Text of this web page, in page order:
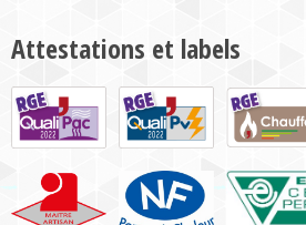
Attestations et labels